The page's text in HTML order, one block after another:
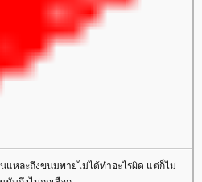
แหละถึงขนมพายไม่ได้ทำอะไรผิด แต่ก็ไม่